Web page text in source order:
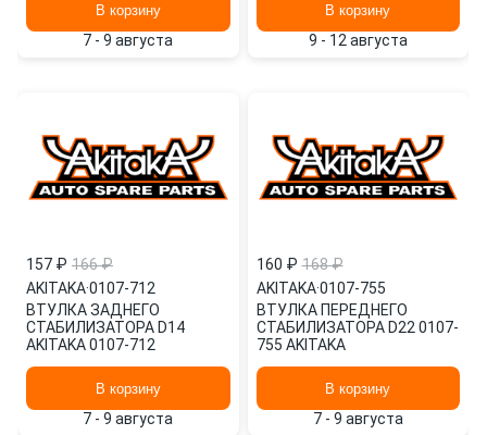
В корзину
7 - 9 августа
В корзину
9 - 12 августа
157 ₽ 166 ₽
AKITAKA·0107-712
ВТУЛКА ЗАДНЕГО
СТАБИЛИЗАТОРА D14
AKITAKA 0107-712
В корзину
7 - 9 августа
160 ₽ 168 ₽
AKITAKA·0107-755
ВТУЛКА ПЕРЕДНЕГО
СТАБИЛИЗАТОРА D22 0107-
755 AKITAKA
В корзину
7 - 9 августа